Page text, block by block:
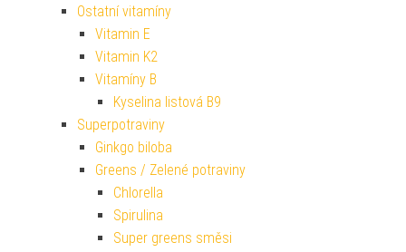
Ostatní vitamíny
Vitamin E
Vitamin K2
Vitamíny B
Kyselina listová B9
Superpotraviny
Ginkgo biloba
Greens / Zelené potraviny
Chlorella
Spirulina
Super greens směsi